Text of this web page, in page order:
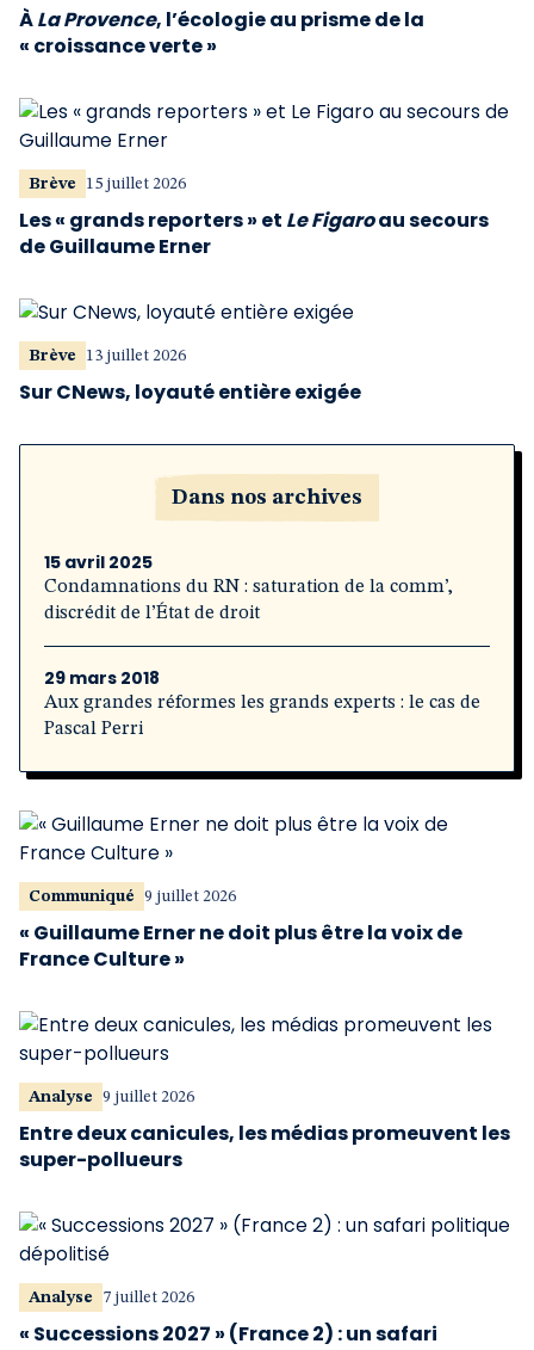
ÀLa Provence, l’écologie au prisme de la
« croissance verte »
Brève 15 juillet 2026
Les « grands reporters » et Le Figaroau secours
de Guillaume Erner
Brève 13 juillet 2026
Sur CNews, loyauté entière exigée
Dans nos archives
15 avril 2025
Condamnations du RN : saturation de la comm’,
discrédit de l’État de droit
29 mars 2018
Aux grandes réformes les grands experts : le cas de
Pascal Perri
Communiqué 9 juillet 2026
« Guillaume Erner ne doit plus être la voix de
France Culture »
Analyse 9 juillet 2026
Entre deux canicules, les médias promeuvent les
super-pollueurs
Analyse 7 juillet 2026
« Successions 2027 » (France 2) : un safari